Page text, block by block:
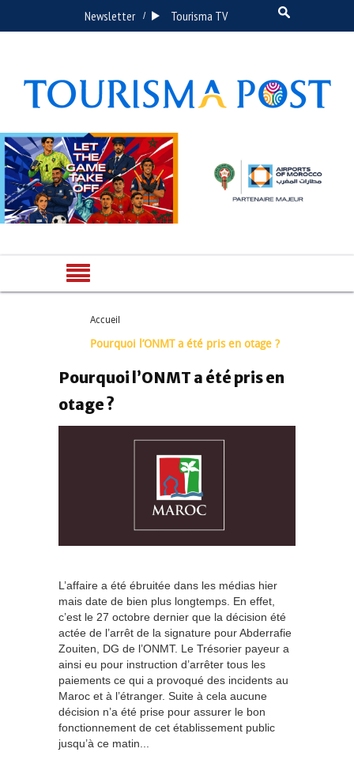
Newsletter / Tourisma TV
Accueil
Pourquoi l’ONMT a été pris en otage ?
Pourquoi l’ONMT a été pris en
otage ?
L’affaire a été ébruitée dans les médias hier
mais date de bien plus longtemps. En effet,
c’est le 27 octobre dernier que la décision été
actée de l’arrêt de la signature pour Abderrafie
Zouiten, DG de l’ONMT. Le Trésorier payeur a
ainsi eu pour instruction d’arrêter tous les
paiements ce qui a provoqué des incidents au
Maroc et à l’étranger. Suite à cela aucune
décision n’a été prise pour assurer le bon
fonctionnement de cet établissement public
jusqu’à ce matin...